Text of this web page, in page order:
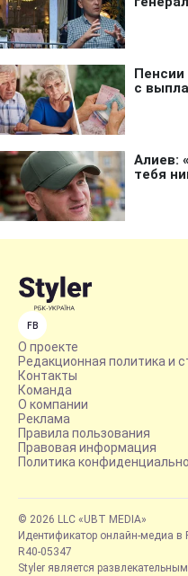
FB
О проекте
Редакционная политика и
Контакты
Команда
О компании
Реклама
Правила пользования
Правовая информация
Политика
© 2026 LLC «UBT MEDIA»
Идентификатор онлайн-медиа в
R40-05347
Styler является